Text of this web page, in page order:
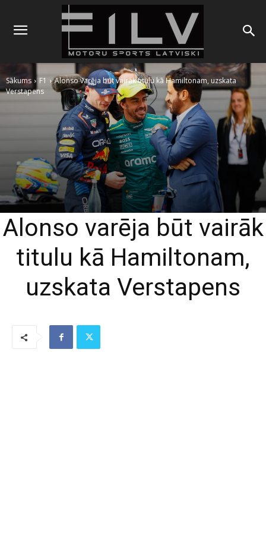
Sākums F1
Alonso varēja būt vairāk titulu kā Hamiltonam, uzskata
Verstapens
Alonso varēja būt vairāk
titulu kā Hamiltonam,
uzskata Verstapens